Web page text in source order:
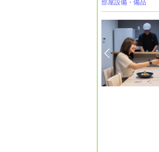
部屋設備・備品